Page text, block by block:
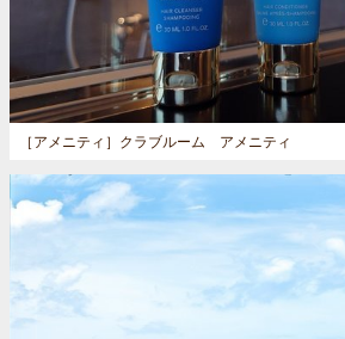
［アメニティ］ クラブルーム アメニティ